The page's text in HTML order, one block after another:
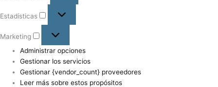
Estadísticas
Marketing
Administrar opciones
Gestionar los servicios
Gestionar {vendor_count} proveedores
Leer más sobre estos propósitos